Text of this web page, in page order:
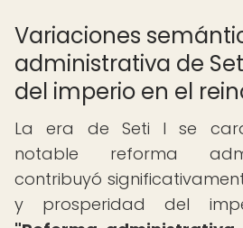
Variaciones
administrativa de
del imperio en el
La era de Seti I se
notable reforma
contribuyó
y prosperidad del